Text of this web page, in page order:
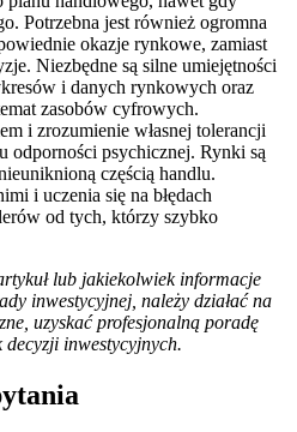
Potrzebna jest również ogromna
okazje rynkowe, zamiast
Niezbędne są silne umiejętności
i danych rynkowych oraz
zasobów cyfrowych.
i zrozumienie własnej tolerancji
odporności psychicznej. Rynki są
częścią handlu.
i uczenia się na błędach
od tych, którzy szybko
lub jakiekolwiek informacje
inwestycyjnej, należy działać na
uzyskać profesjonalną poradę
inwestycyjnych.